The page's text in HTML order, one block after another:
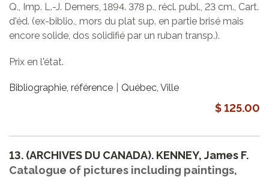
Q., Imp. L.-J. Demers, 1894. 378 p., récl. publ., 23 cm., Cart.
d'éd. (ex-biblio., mors du plat sup. en partie brisé mais
encore solide, dos solidifié par un ruban transp.).
Prix en l'état.
Bibliographie, référence Québec, Ville
$ 125.00
13. (ARCHIVES DU CANADA). KENNEY, James F.
Catalogue of pictures including paintings,